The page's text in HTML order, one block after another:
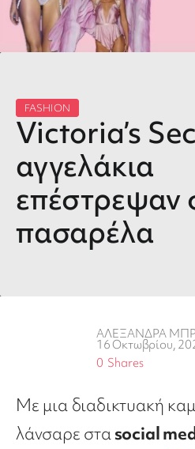
FASHION
Victoria’s
αγγελάκια
επέστρεψαν
πασαρέλα
ΑΛΕΞΑΝΔΡΑ
16 Οκτωβρίου,
Shares
0
Με μια διαδικτυακή
λάνσαρε σταsocial